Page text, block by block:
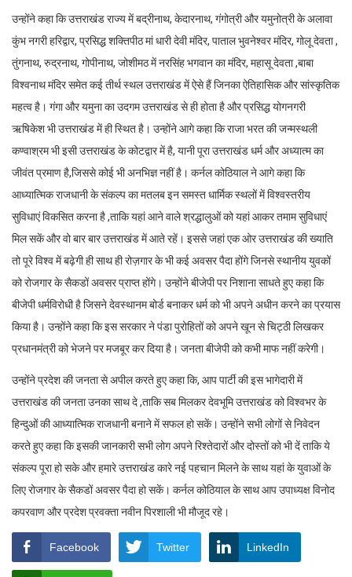
उन्होंने कहा कि उत्तराखंड राज्य में बद्रीनाथ, केदारनाथ, गंगोत्री और यमुनोत्री के अलावा
कुंभ नगरी हरिद्वार, प्रसिद्ध शक्तिपीठ मां धारी देवी मंदिर, पाताल भुवनेश्वर मंदिर, गोलू देवता ,
तुंगनाथ, रुद्रनाथ, गोपीनाथ, जोशीमठ में नरसिंह भगवान का मंदिर, महासू देवता ,बाबा
विश्वनाथ मंदिर समेत कई तीर्थ स्थल उत्तराखंड में ऐसे हैं जिनका ऐतिहासिक और सांस्कृतिक
महत्व है। गंगा और यमुना का उदगम उत्तराखंड से ही होता है और प्रसिद्ध योगनगरी
ऋषिकेश भी उत्तराखंड में ही स्थित है। उन्होंने आगे कहा कि राजा भरत की जन्मस्थली
कण्वाश्रम भी इसी उत्तराखंड के कोटद्वार में है, यानी पूरा उत्तराखंड धर्म और अध्यात्म का
जीवंत प्रमाण है,जिससे कोई भी अनभिज्ञ नहीं है। कर्नल कोठियाल ने आगे कहा कि
आध्यात्मिक राजधानी के संकल्प का मतलब इन समस्त धार्मिक स्थलों में विश्वस्तरीय
सुविधाएं विकसित करना है ,ताकि यहां आने वाले श्रद्धालुओं को यहां आकर तमाम सुविधाएं
मिल सकें और वो बार बार उत्तराखंड में आते रहें। इससे जहां एक ओर उत्तराखंड की ख्याति
तो पूरे विश्व में बढ़ेगी ही साथ ही रोज़गार के भी कई अवसर पैदा होंगे जिनसे स्थानीय युवकों
को रोजगार के सैकडों अवसर प्राप्त होंगे। उन्होंने बीजेपी पर निशाना साधते हुए कहा कि
बीजेपी धर्मविरोधी है जिसने देवस्थानम बोर्ड बनाकर धर्म को भी अपने अधीन करने का प्रयास
किया है। उन्होंने कहा कि इस सरकार ने पंडा पुरोहितों को अपने खून से चिट्ठी लिखकर
प्रधानमंत्री को भेजने पर मजबूर कर दिया है। जनता बीजेपी को कभी माफ नहीं करेगी।
उन्होंने प्रदेश की जनता से अपील करते हुए कहा कि, आप पार्टी की इस भागेदारी में
उत्तराखंड की जनता उनका साथ दे ,ताकि सब मिलकर देवभूमि उत्तराखंड को विश्वभर के
हिन्दुओं की आध्यात्मिक राजधानी बनाने में सफल हो सकें। उन्होंने सभी लोगों से निवेदन
करते हुए कहा कि इसकी जानकारी सभी लोग अपने रिश्तेदारों और दोस्तों को भी दें ताकि ये
संकल्प पूरा हो सके और हमारे उत्तराखंड कारे नई पहचान मिलने के साथ यहां के युवाओं के
लिए रोजगार के सैकडों अवसर पैदा हो सकें। कर्नल कोठियाल के साथ आप उपाध्यक्ष विनोद
कपरवाण और प्रदेश प्रवक्ता नवीन पिरशाली भी मौजूद रहे।
Facebook Twitter LinkedIn